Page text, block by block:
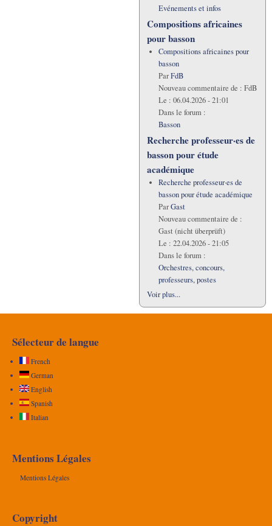
Evénements et infos
Compositions africaines
pour basson
Compositions africaines pour
basson
ParFdB
Nouveau commentaire de : FdB
Le : 06.04.2026 - 21:01
Dans le forum :
Basson
Recherche professeur·es de
basson pour étude
académique
Recherche professeur·es de
basson pour étude académique
ParGast
Nouveau commentaire de :
Gast (nicht überprüft)
Le : 22.04.2026 - 21:05
Dans le forum :
Orchestres, concours,
professeurs, postes
Voir plus...
Sélecteur de langue
French
German
English
Spanish
Italian
Mentions Légales
Mentions Légales
Copyright